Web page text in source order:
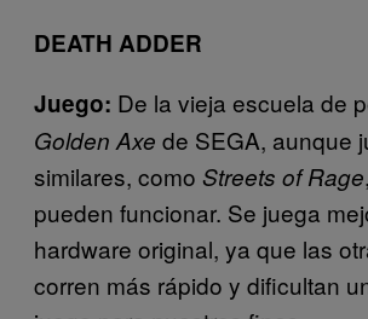
DEATH ADDER
Juego: De la vieja escuela de
Golden Axe de SEGA, aunque
similares, como Streets of Rage
pueden funcionar. Se juega
hardware original, ya que las
corren más rápido y dificultan